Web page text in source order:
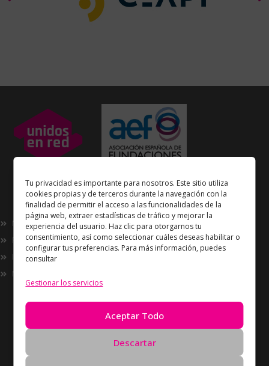
Tu privacidad es importante para nosotros. Este sitio utiliza
cookies propias y de terceros durante la navegación con la
finalidad de permitir el acceso a las funcionalidades de la
página web, extraer estadísticas de tráfico y mejorar la
experiencia del usuario. Haz clic para otorgarnos tu
consentimiento, así como seleccionar cuáles deseas habilitar o
configurar tus preferencias. Para más información, puedes
consultar
Gestionar los servicios
Aceptar Todo
Descartar
Enlaces de interés
Nosotros
Proyectos
Innovación
Now
de laAsociación Española de Fundaciones
Política de Privacidad
Política de cookies